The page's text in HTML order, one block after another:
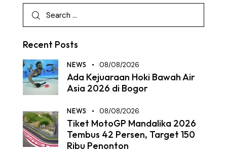
Recent Posts
NEWS 08/08/2026
Ada Kejuaraan Hoki Bawah Air
Asia 2026 di Bogor
NEWS 08/08/2026
Tiket MotoGP Mandalika 2026
Tembus 42 Persen, Target 150
Ribu Penonton